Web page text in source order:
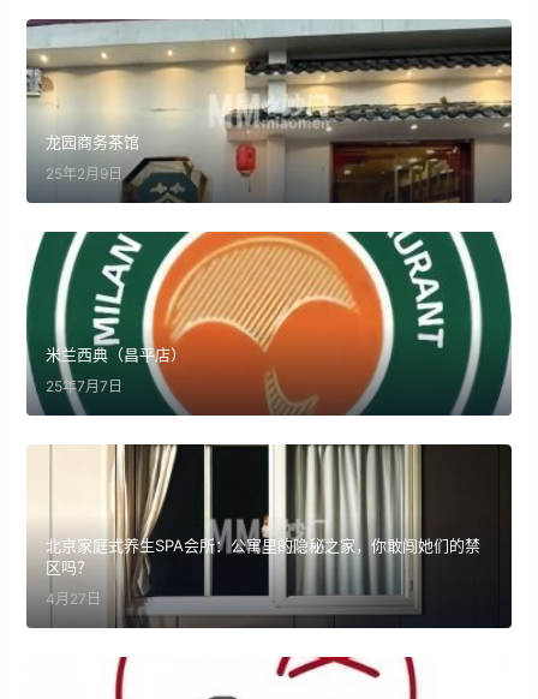
龙园商务茶馆
25年2月9日
米兰西典（昌平店）
25年7月7日
北京家庭式养生SPA会所：公寓里的隐秘之家，你敢闯她们的禁
区吗？
4月27日